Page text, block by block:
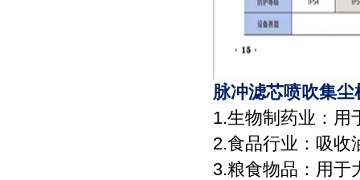
脉冲滤芯喷吹集尘
1.生物制药业：用
2.食品行业：吸收
3.粮食物品：用于